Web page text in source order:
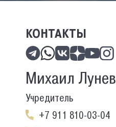
КОНТАКТЫ
Михаил Лунев
Учредитель
+7 911 810-03-04